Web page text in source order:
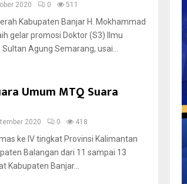
2020 0 511
Kabupaten Banjar H. Mokhammad
gelar promosi Doktor (S3) Ilmu
Agung Semarang, usai...
Umum MTQ Suara
2020 0 418
ke IV tingkat Provinsi Kalimantan
Balangan dari 11 sampai 13
Banjar...